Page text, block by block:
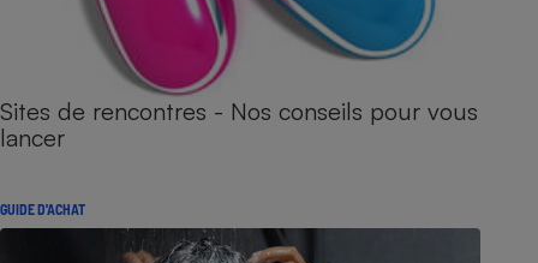
Sites de rencontres - Nos conseils pour vous
lancer
GUIDE D'ACHAT